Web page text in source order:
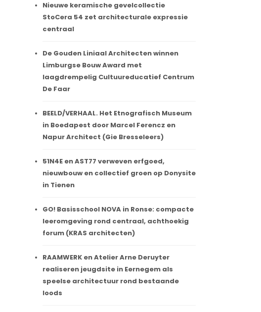
Nieuwe keramische gevelcollectie
StoCera 54 zet architecturale expressie
centraal
De Gouden Liniaal Architecten winnen
Limburgse Bouw Award met
laagdrempelig Cultuureducatief Centrum
De Faar
BEELD/VERHAAL. Het Etnografisch Museum
in Boedapest door Marcel Ferencz en
Napur Architect (Gie Bresseleers)
51N4E en AST77 verweven erfgoed,
nieuwbouw en collectief groen op Donysite
in Tienen
GO! Basisschool NOVA in Ronse: compacte
leeromgeving rond centraal, achthoekig
forum (KRAS architecten)
RAAMWERK en Atelier Arne Deruyter
realiseren jeugdsite in Eernegem als
speelse architectuur rond bestaande
loods